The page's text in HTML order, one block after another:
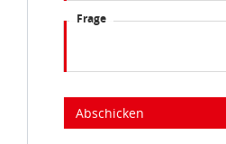
Frage
Abschicken